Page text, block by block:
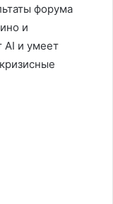
форума
и
AI и умеет